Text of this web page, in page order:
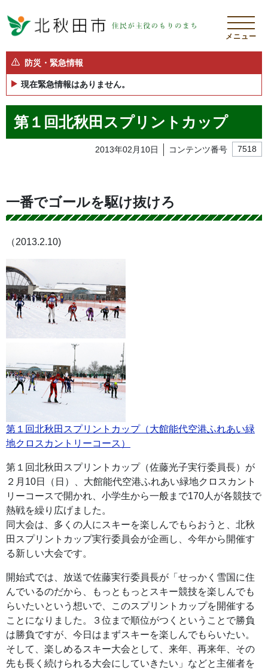
メニュー
防災・緊急情報
現在緊急情報はありません。
第１回北秋田スプリントカップ
2013年02月10日 コンテンツ番号 7518
一番でゴールを駆け抜けろ
（2013.2.10)
第１回北秋田スプリントカップ（大館能代空港ふれあい緑
地クロスカントリーコース）
第１回北秋田スプリントカップ（佐藤光子実行委員長）が
２月10日（日）、大館能代空港ふれあい緑地クロスカント
リーコースで開かれ、小学生から一般まで170人が各競技で
熱戦を繰り広げました。
同大会は、多くの人にスキーを楽しんでもらおうと、北秋
田スプリントカップ実行委員会が企画し、今年から開催す
る新しい大会です。
開始式では、放送で佐藤実行委員長が「せっかく雪国に住
んでいるのだから、もっともっとスキー競技を楽しんでも
らいたいという想いで、このスプリントカップを開催する
ことになりました。３位まで順位がつくということで勝負
は勝負ですが、今日はまずスキーを楽しんでもらいたい。
そして、楽しめるスキー大会として、来年、再来年、その
先も長く続けられる大会にしていきたい」などと主催者を